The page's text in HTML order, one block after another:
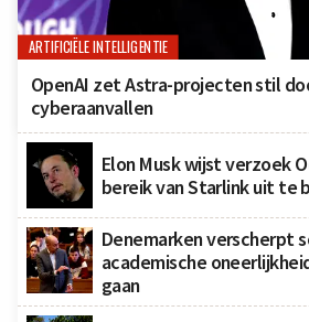
ARTIFICIËLE INTELLIGENTIE
OpenAI zet Astra-projecten stil
cyberaanvallen
Elon Musk wijst verzoek
bereik van Starlink uit te
Denemarken verscherpt
academische
gaan